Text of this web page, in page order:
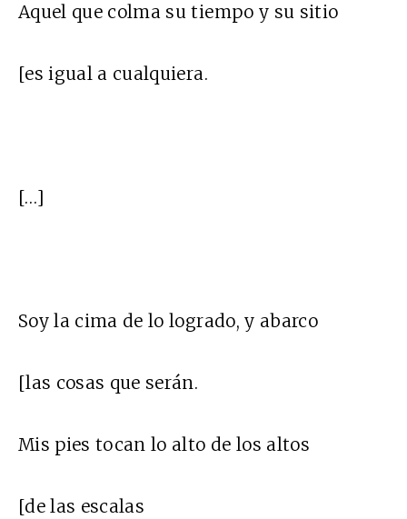
Aquel que colma su tiempo y su sitio
[es igual a cualquiera.
[…]
Soy la cima de lo logrado, y abarco
[las cosas que serán.
Mis pies tocan lo alto de los altos
[de las escalas